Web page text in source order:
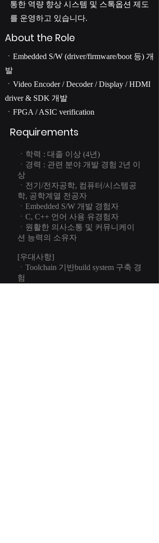
통한 역량 향상 시스템 및 스톡옵션 제도
를 운영하고 있습니다.
About the Role
ㆍEmbedded S/W (driver/firmware/boot 등) 개
발
ㆍVideo Encoder / Decoder / Display / HDMI
driver & SDK 개발
ㆍFPGA / ASIC verification
Requirements
ㆍ학력 : 대졸 이상 (4년)
ㆍ경력 : 관련 분야 개발 경험 2년 이
상
ㆍ전기/전자공학, 컴퓨터/시스템공
학, 공학계열 전공자
ㆍEmbedded S/W 개발 경험자
ㆍC, C++ 언어 사용 유경험자
ㆍ원활한 의사소통 및 커뮤니케이
션 능력의 소유자
[우대사항]
ㆍToolchain 기반build system 구축 경
험